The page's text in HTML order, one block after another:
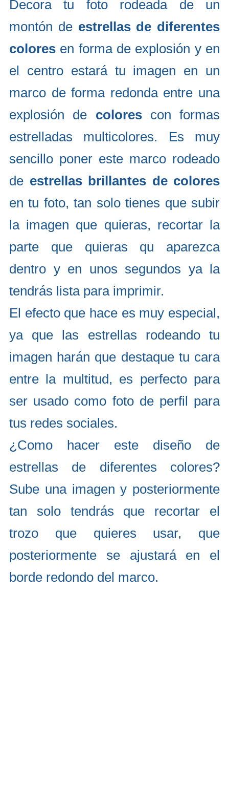
Decora tu foto rodeada de un
montón de estrellas de diferentes
colores en forma de explosión y en
el centro estará tu imagen en un
marco de forma redonda entre una
explosión de colorescon formas
estrelladas multicolores. Es muy
sencillo poner este marco rodeado
de estrellas brillantes de colores
en tu foto, tan solo tienes que subir
la imagen que quieras, recortar la
parte que quieras qu aparezca
dentro y en unos segundos ya la
tendrás lista para imprimir.
El efecto que hace es muy especial,
ya que las estrellas rodeando tu
imagen harán que destaque tu cara
entre la multitud, es perfecto para
ser usado como foto de perfil para
tus redes sociales.
¿Como hacer este diseño de
estrellas de diferentes colores?
Sube una imagen y posteriormente
tan solo tendrás que recortar el
trozo que quieres usar, que
posteriormente se ajustará en el
borde redondo del marco.